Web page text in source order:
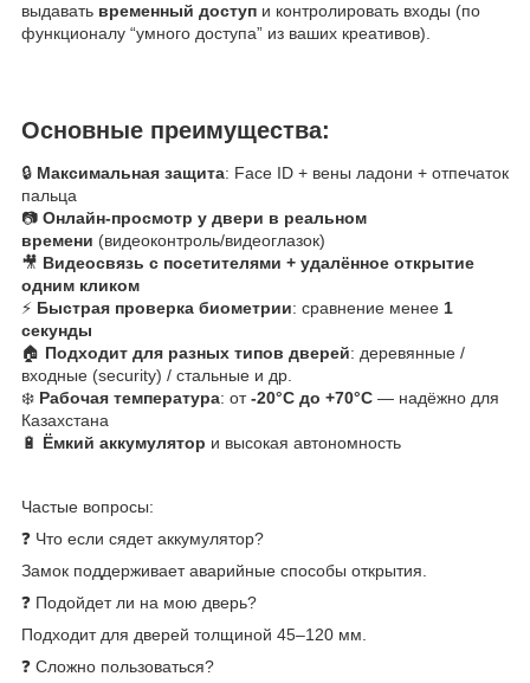
выдавать временный доступ и контролировать входы (по
функционалу “умного доступа” из ваших креативов).
Основные преимущества:
🔒 Максимальная защита: Face ID + вены ладони + отпечаток
пальца
📷 Онлайн-просмотр у двери в реальном
времени (видеоконтроль/видеоглазок)
🎥 Видеосвязь с посетителями + удалённое открытие
одним кликом
⚡ Быстрая проверка биометрии: сравнение менее 1
секунды
🏠 Подходит для разных типов дверей: деревянные /
входные (security) / стальные и др.
❄️ Рабочая температура: от-20°C до +70°C — надёжно для
Казахстана
🔋 Ёмкий аккумулятор и высокая автономность
Частые вопросы:
❓ Что если сядет аккумулятор?
Замок поддерживает аварийные способы открытия.
❓ Подойдет ли на мою дверь?
Подходит для дверей толщиной 45–120 мм.
❓ Сложно пользоваться?